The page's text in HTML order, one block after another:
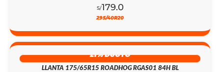
S/179.0
295/40R20
21% DSCTO
LLANTA 175/65R15 ROADHOG RGAS01 84H BL